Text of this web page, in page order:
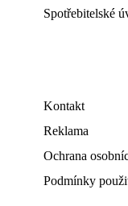
Spotřebitelské
Kontakt
Reklama
Ochrana
Podmínky